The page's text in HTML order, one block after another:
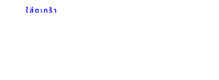
ใส่ตะกร้า